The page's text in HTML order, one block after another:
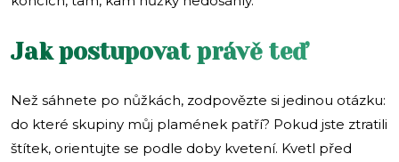
Jak postupovat právě teď
Než sáhnete po nůžkách, zodpovězte si jedinou otázku:
do které skupiny můj plamének patří? Pokud jste ztratili
štítek, orientujte se podle doby kvetení. Kvetl před